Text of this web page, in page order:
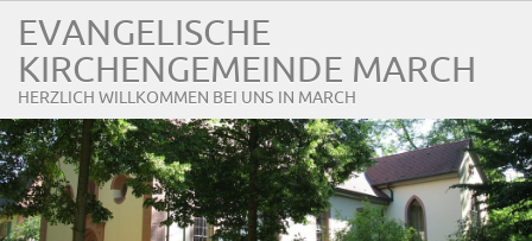
EVANGELISCHE
KIRCHENGEMEINDE MARCH
HERZLICH WILLKOMMEN BEI UNS IN MARCH